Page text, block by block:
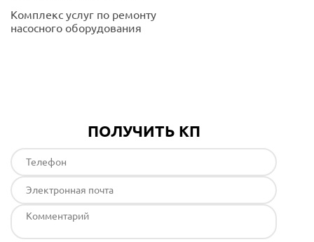
Комплекс услуг по ремонту
насосного оборудования
ПОЛУЧИТЬ КП